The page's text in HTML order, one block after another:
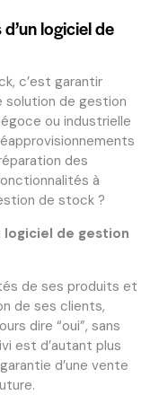
logiciel de
c’est garantir
solution de gestion
ou industrielle
des
à
de stock ?
logiciel de gestion
de ses produits et
de ses clients,
dire “oui”, sans
est d’autant plus
d’une vente